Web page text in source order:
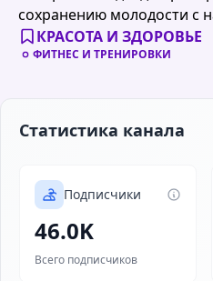
сохранению молодости с
КРАСОТА И ЗДОРОВЬЕ
ФИТНЕС И ТРЕНИРОВКИ
Статистика канала
Подписчики
46.0K
Всего подписчиков